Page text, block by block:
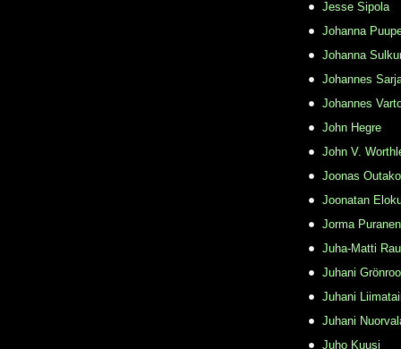
Jesse Sipola
Johanna
Johanna
Johannes
Johannes
John Hegre
John V.
Joonas
Joonatan
Jorma Puranen
Juha-Matti
Juhani
Juhani
Juhani
Juho Kuusi